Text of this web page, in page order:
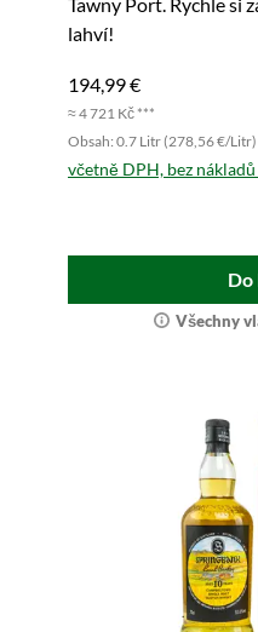
lahví!
194,99 €
≈ 4 721 Kč ***
Obsah: 0.7 Litr (278,56 €/Litr)
včetně DPH, bez
Do
Všechny